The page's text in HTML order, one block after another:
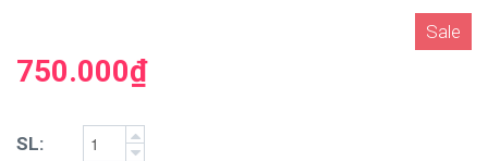
Sale
750.000₫
SL: